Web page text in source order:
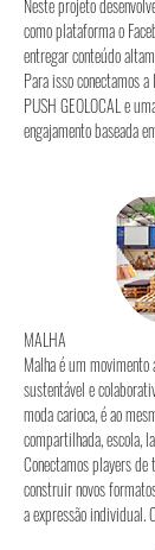
MALHA
Malha é um
sustentável e
moda carioca, é ao
compartilhada, escola,
Conectamos players
construir novos
a expressão individual.
Neste projeto
como plataforma o
entregar conteúdo
Para isso conectamos
PUSH GEOLOCAL e
engajamento baseada